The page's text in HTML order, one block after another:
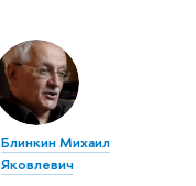
Блинкин Михаил
Яковлевич